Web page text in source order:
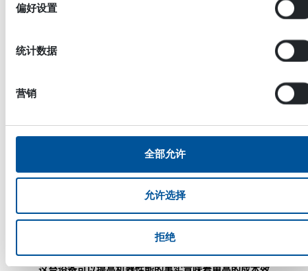
偏好设置
统计数据
营销
全部允许
允许选择
拒绝
法，即晃动摇杆手柄来排空铲斗。
或反铲本身运行时间的很小一部分。
不会因为液压振动而受到损坏。